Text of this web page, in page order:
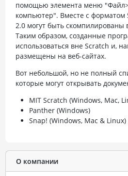
помощью элемента меню "Файл>
компьютер". Вместе с форматом
2.0 могут быть скомпилированы
Таким образом, созданные
использоваться вне Scratch и,
размещены на веб-сайтах.
Вот небольшой, но не полный
которые могут открывать
MIT Scratch (Windows, Mac,
Panther (Windows)
Snap! (Windows, Mac & Linux)
О компании